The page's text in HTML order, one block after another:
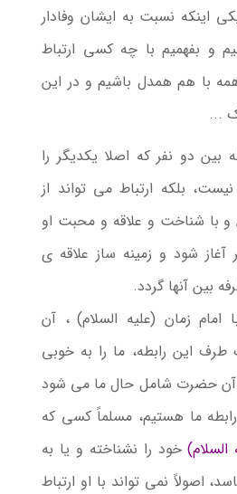
اینکه نسبت به ایشان وفادار
و بفهمیم با چه کسی ارتباط
همه­ با هم همدل باشیم و در این
...
بین دو نفر که اصلا یکدیگر را
بلکه ارتباط می تواند از
با شناخت و علاقه و محبت او
شود و زمینه ساز علاقه ی
بین آنها گردد.
امام زمان (علیه السلام) ، آن
این رابطه، ما را به خوبی
حضرت شامل حال ما می شود
ما هستیم، مسلماً کسی که
السلام)خود را نشناخته و یا به
اصولاً نمی تواند با او ارتباط